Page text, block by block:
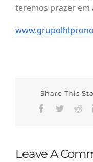
teremos prazer
Share This
Facebook
Twitter
Leave A